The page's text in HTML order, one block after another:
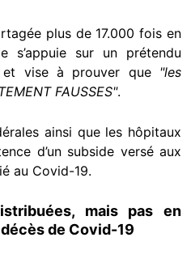
plus de 17.000 fois en
s’appuie sur un prétendu
et vise à prouver que "les
FAUSSES".
ainsi que les hôpitaux
d’un subside versé aux
au Covid-19.
mais pas en
de Covid-19